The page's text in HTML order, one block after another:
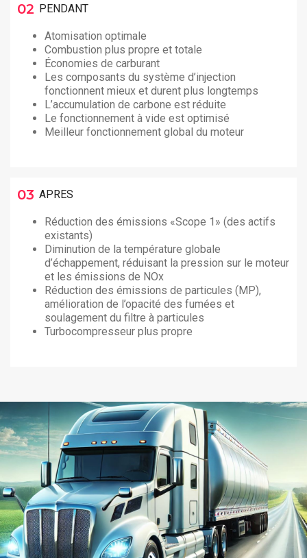
02 PENDANT
Atomisation optimale
Combustion plus propre et totale
Économies de carburant
Les composants du système d’injection
fonctionnent mieux et durent plus longtemps
L’accumulation de carbone est réduite
Le fonctionnement à vide est optimisé
Meilleur fonctionnement global du moteur
03 APRES
Réduction des émissions «Scope 1» (des actifs
existants)
Diminution de la température globale
d’échappement, réduisant la pression sur le moteur
et les émissions de NOx
Réduction des émissions de particules (MP),
amélioration de l’opacité des fumées et
soulagement du filtre à particules
Turbocompresseur plus propre